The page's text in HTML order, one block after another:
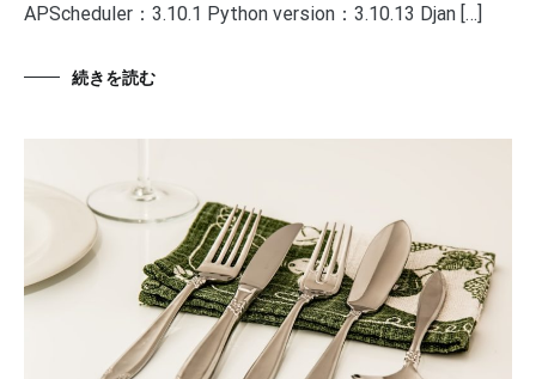
APScheduler：3.10.1 Python version：3.10.13 Djan […]
続きを読む